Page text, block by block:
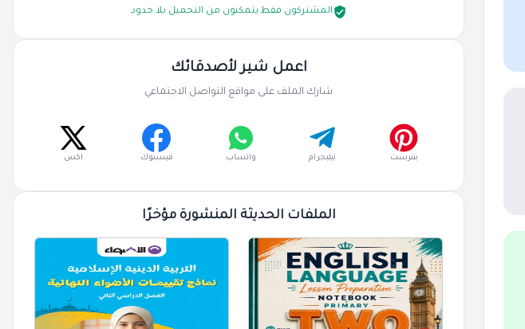
المشتركون فقط يتمكنون من التحميل بلا حدود
اعمل شير لأصدقائك
شارك الملف على مواقع التواصل الاجتماعي
بنترست تيليجرام واتساب فيسبوك اكس
الملفات الحديثة المنشورة مؤخرًا